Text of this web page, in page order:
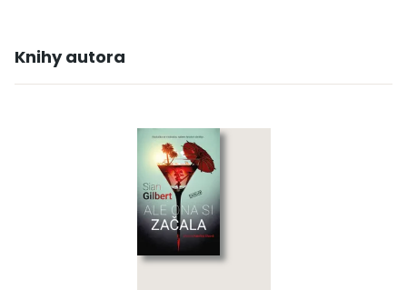
Knihy autora